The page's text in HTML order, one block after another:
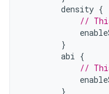
density {
//
}
abi {
//
}